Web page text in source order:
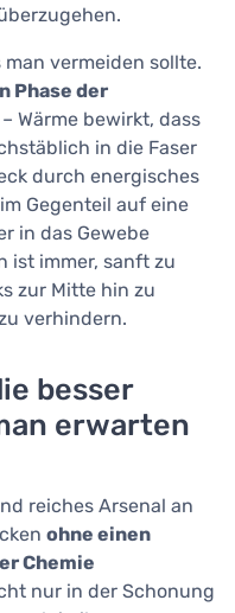
vermeiden sollte.
Phase der
– Wärme bewirkt, dass
in die Faser
durch energisches
Gegenteil auf eine
in das Gewebe
ist immer, sanft zu
zur Mitte hin zu
verhindern.
besser
erwarten
reiches Arsenal an
ohne einen
Chemie
nur in der Schonung